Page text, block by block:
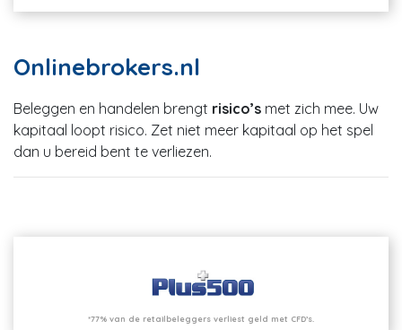
Onlinebrokers.nl
Beleggen en handelen brengt risico’s met zich mee. Uw
kapitaal loopt risico. Zet niet meer kapitaal op het spel
dan u bereid bent te verliezen.
*77% van de retailbeleggers verliest geld met CFD’s.